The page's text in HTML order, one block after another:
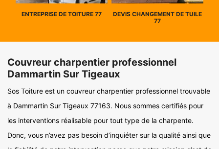
ENTREPRISE DE TOITURE 77
DEVIS CHANGEMENT DE TUILE
77
Couvreur charpentier professionnel
Dammartin Sur Tigeaux
Sos Toiture est un couvreur charpentier professionnel trouvable
à Dammartin Sur Tigeaux 77163. Nous sommes certifiés pour
les interventions réalisable pour tout type de la charpente.
Donc, vous n’avez pas besoin d’inquiéter sur la qualité ainsi que